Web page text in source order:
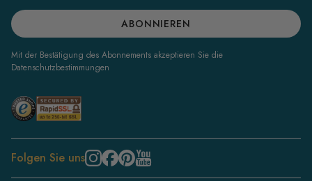
ABONNIEREN
Mit der Bestätigung des Abonnements akzeptieren Sie die
Datenschutzbestimmungen
Folgen Sie uns